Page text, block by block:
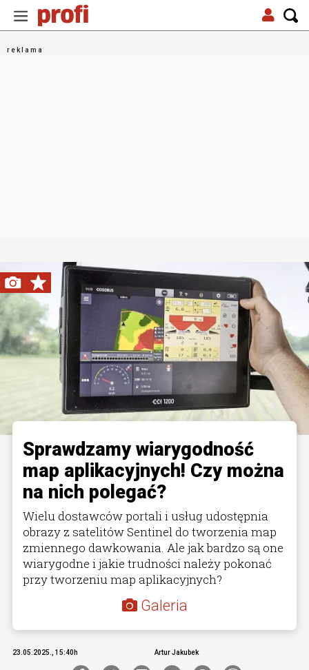
Sprawdzamy wiarygodność
map aplikacyjnych! Czy można
na nich polegać?
Wielu dostawców portali i usług udostępnia
obrazy z satelitów Sentinel do tworzenia map
zmiennego dawkowania. Ale jak bardzo są one
wiarygodne i jakie trudności należy pokonać
przy tworzeniu map aplikacyjnych?
Galeria
23.05.2025., 15:40h Artur Jakubek